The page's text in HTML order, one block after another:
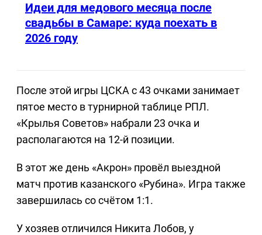
Идеи для медового месяца после
свадьбы в Самаре: куда поехать в
2026 году
После этой игры ЦСКА с 43 очками занимает
пятое место в турнирной таблице РПЛ.
«Крылья Советов» набрали 23 очка и
располагаются на 12-й позиции.
В этот же день «Акрон» провёл выездной
матч против казанского «Рубина». Игра также
завершилась со счётом 1:1.
У хозяев отличился Никита Лобов, у